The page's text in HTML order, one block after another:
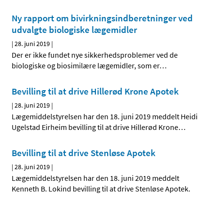
Ny rapport om bivirkningsindberetninger ved
udvalgte biologiske lægemidler
|28. juni 2019 |
Der er ikke fundet nye sikkerhedsproblemer ved de
biologiske og biosimilære lægemidler, som er…
Bevilling til at drive Hillerød Krone Apotek
|28. juni 2019 |
Lægemiddelstyrelsen har den 18. juni 2019 meddelt Heidi
Ugelstad Eirheim bevilling til at drive Hillerød Krone…
Bevilling til at drive Stenløse Apotek
|28. juni 2019 |
Lægemiddelstyrelsen har den 18. juni 2019 meddelt
Kenneth B. Lokind bevilling til at drive Stenløse Apotek.